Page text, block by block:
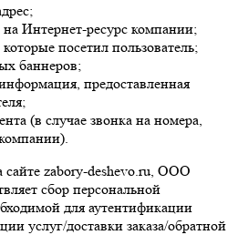
Интернет-ресурс компании;
посетил пользователь;
баннеров;
предоставленная
(в случае звонка на номера,
сайте zabory-deshevo.ru, ООО
сбор персональной
для аутентификации
услуг/доставки заказа/обратной